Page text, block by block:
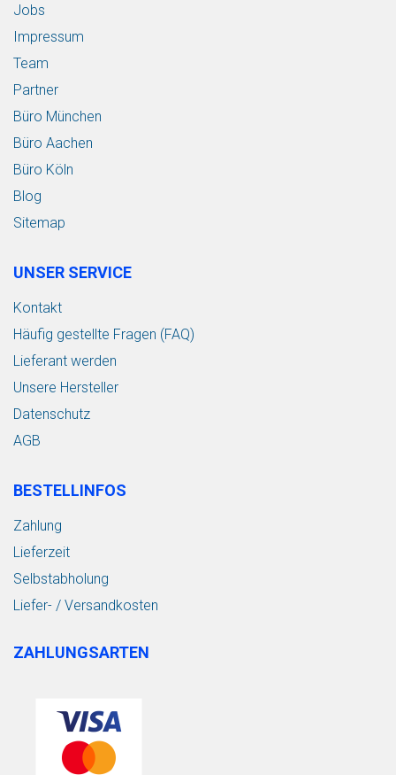
Jobs
Impressum
Team
Partner
Büro München
Büro Aachen
Büro Köln
Blog
Sitemap
UNSER SERVICE
Kontakt
Häufig gestellte Fragen (FAQ)
Lieferant werden
Unsere Hersteller
Datenschutz
AGB
BESTELLINFOS
Zahlung
Lieferzeit
Selbstabholung
Liefer- / Versandkosten
ZAHLUNGSARTEN